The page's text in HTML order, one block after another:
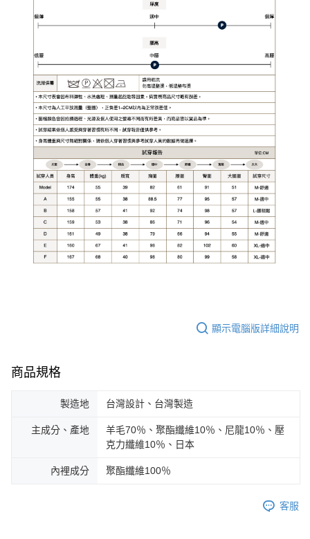
顯示電腦版詳細說明
商品規格
製造地 台灣設計、台灣製造
主成分、產地
羊毛70％、聚酯纖維10％、尼龍10％、壓
克力纖維10％、日本
內裡成分 聚酯纖維100％
客服